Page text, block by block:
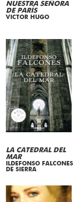
NUESTRA SEÑORA
DE PARÍS
VICTOR HUGO
LA CATEDRAL DEL
MAR
ILDEFONSO FALCONES
DE SIERRA